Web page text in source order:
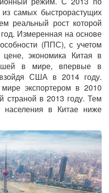
самых быстрорастущих
реальный рост которой
Измеренная на основе
(ППС), с учетом
экономика Китая в
в мире, впервые в
США в 2014 году.
экспортером в 2010
страной в 2013 году. Тем
в Китае ниже